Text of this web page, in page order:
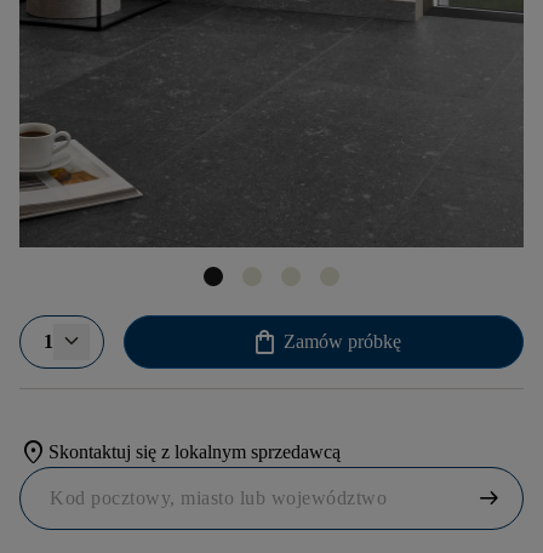
1 shopping_bag Zamów próbkę
location_on Skontaktuj się z lokalnym sprzedawcą
arrow_right_alt